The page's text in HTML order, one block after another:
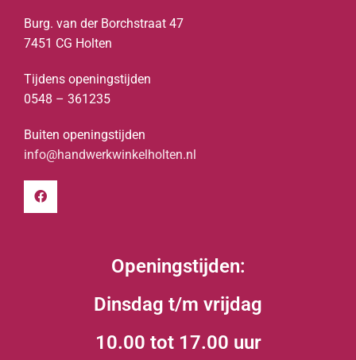
Burg. van der Borchstraat 47
7451 CG Holten
Tijdens openingstijden
0548 – 361235
Buiten openingstijden
info@handwerkwinkelholten.nl
Openingstijden:
Dinsdag t/m vrijdag
10.00 tot 17.00 uur